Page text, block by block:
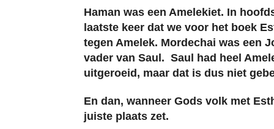
Haman was een Amelekiet. In
laatste keer dat we voor het boek
tegen Amelek. Mordechai was een
vader van Saul. Saul had heel
uitgeroeid, maar dat is dus niet
En dan, wanneer Gods volk met
juiste plaats zet.